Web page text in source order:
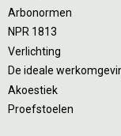
Arbonormen
NPR 1813
Verlichting
De ideale
Akoestiek
Proefstoelen